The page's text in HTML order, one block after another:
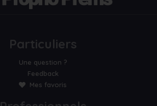
Particuliers
Une question ?
Feedback
Mes favoris